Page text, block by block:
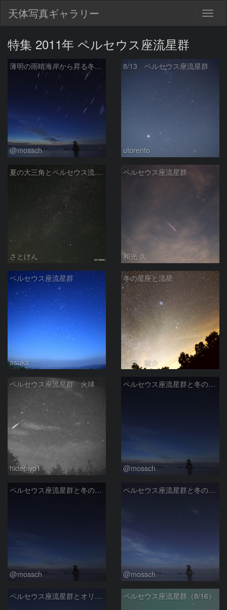
天体写真ギャラリー
特集 2011年 ペルセウス座流星群
薄明の雨晴海岸から昇る冬の星座たち
@mossch
8/13 ペルセウス座流星群
utorento
夏の大三角とペルセウス流星群
さとけん
ペルセウス座流星群
和光 久
ペルセウス座流星群
asuka
冬の星座と流星
永田 駿介
ペルセウス座流星群 火球
hidepiyo1
ペルセウス座流星群と冬の星座たち
@mossch
ペルセウス座流星群と冬の星座たち
@mossch
ペルセウス座流星群と冬の星座たち
@mossch
ペルセウス座流星群とオリオン座 ペルセウス座流星群（8/16）